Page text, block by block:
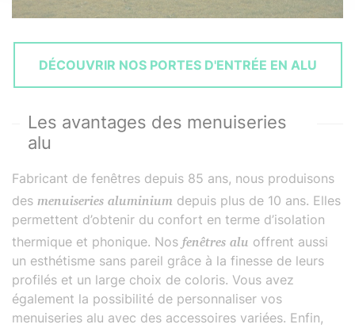
DÉCOUVRIR NOS PORTES D'ENTRÉE EN ALU
Les avantages des menuiseries
alu
Fabricant de fenêtres depuis 85 ans, nous produisons
des menuiseries aluminium
depuis plus de 10 ans. Elles
permettent d’obtenir du confort en terme d’isolation
thermique et phonique. Nos fenêtres alu offrent aussi
un esthétisme sans pareil grâce à la finesse de leurs
profilés et un large choix de coloris. Vous avez
également la possibilité de personnaliser vos
menuiseries alu avec des accessoires variées. Enfin,